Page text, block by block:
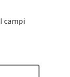
I campi